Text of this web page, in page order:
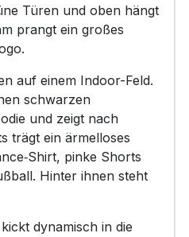
Türen und oben hängt
prangt ein großes
auf einem Indoor-Feld.
schwarzen
und zeigt nach
trägt ein ärmelloses
pinke Shorts
Hinter ihnen steht
dynamisch in die